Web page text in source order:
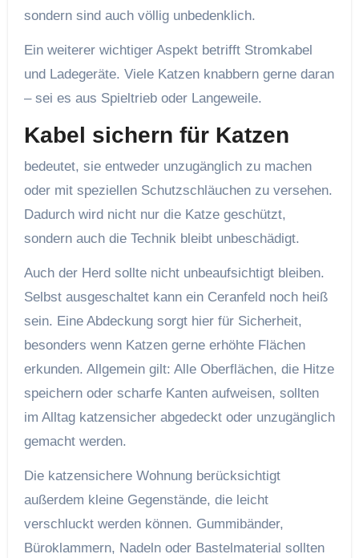
sondern sind auch völlig unbedenklich.
Ein weiterer wichtiger Aspekt betrifft Stromkabel
und Ladegeräte. Viele Katzen knabbern gerne daran
– sei es aus Spieltrieb oder Langeweile.
Kabel sichern für Katzen
bedeutet, sie entweder unzugänglich zu machen
oder mit speziellen Schutzschläuchen zu versehen.
Dadurch wird nicht nur die Katze geschützt,
sondern auch die Technik bleibt unbeschädigt.
Auch der Herd sollte nicht unbeaufsichtigt bleiben.
Selbst ausgeschaltet kann ein Ceranfeld noch heiß
sein. Eine Abdeckung sorgt hier für Sicherheit,
besonders wenn Katzen gerne erhöhte Flächen
erkunden. Allgemein gilt: Alle Oberflächen, die Hitze
speichern oder scharfe Kanten aufweisen, sollten
im Alltag katzensicher abgedeckt oder unzugänglich
gemacht werden.
Die katzensichere Wohnung berücksichtigt
außerdem kleine Gegenstände, die leicht
verschluckt werden können. Gummibänder,
Büroklammern, Nadeln oder Bastelmaterial sollten